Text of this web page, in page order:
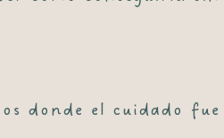
donde el cuidado fue